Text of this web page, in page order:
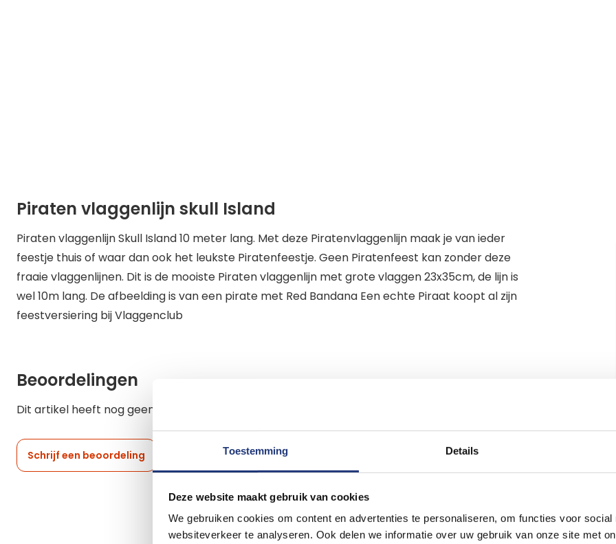
Toestemming Details
Deze website maakt gebruik van cookies
We gebruiken cookies om content en advertenties te personaliseren, om functies voor social
websiteverkeer te analyseren. Ook delen we informatie over uw gebruik van onze site met
Piraten vlaggenlijn skull Island
Piraten vlaggenlijn Skull Island 10 meter lang. Met deze Piratenvlaggenlijn maak je van ieder
feestje thuis of waar dan ook het leukste Piratenfeestje. Geen Piratenfeest kan zonder deze
fraaie vlaggenlijnen. Dit is de mooiste Piraten vlaggenlijn met grote vlaggen 23x35cm, de lijn is
wel 10m lang. De afbeelding is van een pirate met Red Bandana Een echte Piraat koopt al zijn
feestversiering bij Vlaggenclub
Beoordelingen
Dit artikel heeft nog geen beoordelingen.
Schrijf een beoordeling